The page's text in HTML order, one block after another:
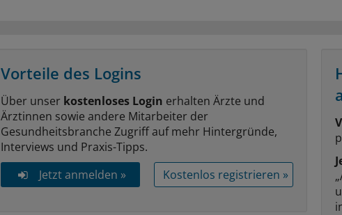
Vorteile des Logins
Über unser kostenloses Login erhalten Ärzte und
Ärztinnen sowie andere Mitarbeiter der
Gesundheitsbranche Zugriff auf mehr Hintergründe,
Interviews und Praxis-Tipps.
Jetzt anmelden »
Kostenlos registrieren »